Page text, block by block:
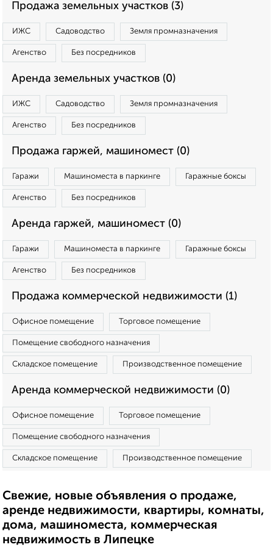
Продажа земельных участков (3)
ИЖС Садоводство Земля промназначения
Агенство Без посредников
Аренда земельных участков (0)
ИЖС Садоводство Земля промназначения
Агенство Без посредников
Продажа гаржей, машиномест (0)
Гаражи Машиноместа в паркинге Гаражные боксы
Агенство Без посредников
Аренда гаржей, машиномест (0)
Гаражи Машиноместа в паркинге Гаражные боксы
Агенство Без посредников
Продажа коммерческой недвижимости (1)
Офисное помещение Торговое помещение
Помещение свободного назначения
Складское помещение Производственное помещение
Аренда коммерческой недвижимости (0)
Офисное помещение Торговое помещение
Помещение свободного назначения
Складское помещение Производственное помещение
Свежие, новые объявления о продаже,
аренде недвижимости, квартиры, комнаты,
дома, машиноместа, коммерческая
недвижимость в Липецке